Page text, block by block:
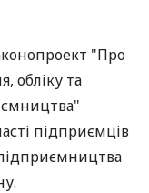
"Про
обліку та
підприємців